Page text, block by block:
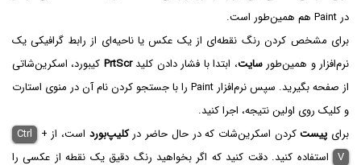
در Paint هم همین‌طور است.
برای مشخص کردن رنگ نقطه‌ای از یک عکس یا ناحیه‌ای از رابط گرافیکی یک
نرم‌افزار و همین‌طورسایت، ابتدا با فشار دادن کلیدPrtScr کیبورد، اسکرین‌شاتی
از صفحه بگیرید. سپس نرم‌افزار Paint را با جستجو کردن نام آن در منوی استارت
و کلیک روی اولین نتیجه، اجرا کنید.
برای پیستکردن اسکرین‌شات که در حال حاضر درکلیپ‌بورد است، از Ctrl +
V استفاده کنید. دقت کنید که اگر بخواهید رنگ دقیق یک نقطه از عکسی را